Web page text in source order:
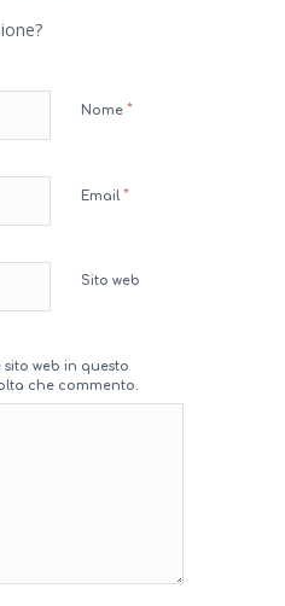
Nome *
Email *
Sito web
web in questo
che commento.